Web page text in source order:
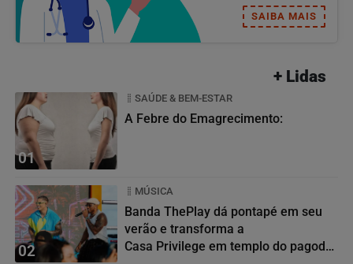
SAIBA MAIS
+ Lidas
01
SAÚDE & BEM-ESTAR
A Febre do Emagrecimento:
02
MÚSICA
Banda ThePlay dá pontapé em seu
verão e transforma a
Casa Privilege em templo do pagode